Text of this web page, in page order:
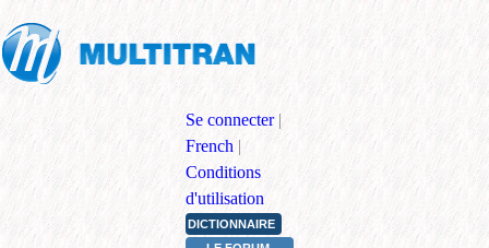
Se connecter |
French |
Conditions
d'utilisation
DICTIONNAIRE